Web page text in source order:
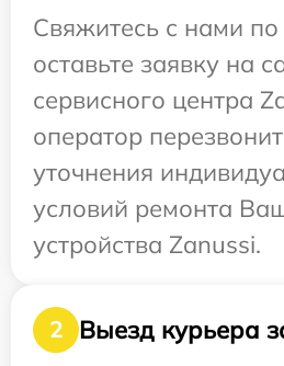
Свяжитесь с нами
оставьте заявку на
сервисного центра
оператор
уточнения
условий ремонта
устройства Zanussi.
2 Выезд курьера